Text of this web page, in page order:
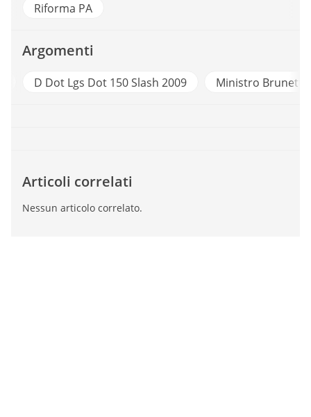
Riforma PA
Argomenti
D Dot Lgs Dot 150 Slash 2009 Ministro Brunetta
Articoli correlati
Nessun articolo correlato.